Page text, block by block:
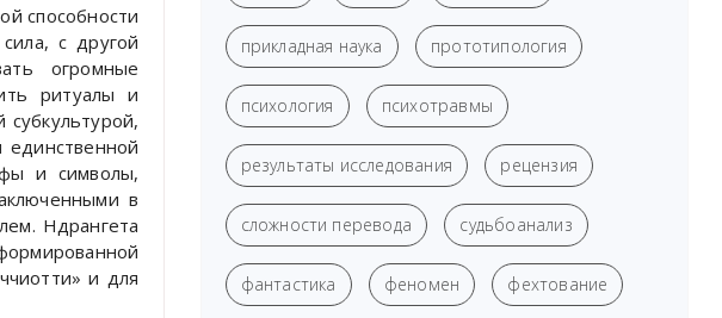
способности
с другой
огромные
ритуалы и
единственной
и символы,
в
Ндрангета
и для
прикладная наука прототипология
психология психотравмы
результаты исследования рецензия
сложности перевода судьбоанализ
фантастика феномен фехтование